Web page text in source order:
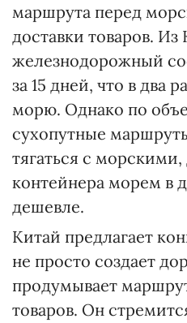
маршрута перед
доставки товаров. Из
железнодорожный
за 15 дней, что в два
морю. Однако по
сухопутные
тягаться с
контейнера морем в
дешевле.
Китай предлагает
не просто создает
продумывает
товаров. Он